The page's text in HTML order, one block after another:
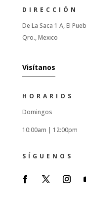
DIRECCIÓN
De La Saca 1 A, El
Qro., Mexico
Visítanos
HORARIOS
Domingos
10:00am | 12:00pm
SÍGUENOS